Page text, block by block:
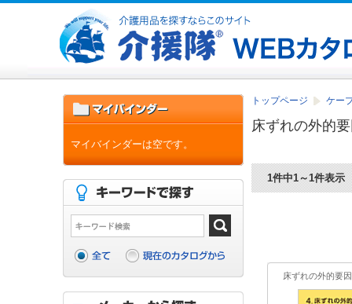
トップページ ケー
床ずれの外的
1件中1～1件表示
床ずれの外的要因
マイバインダーは空です。